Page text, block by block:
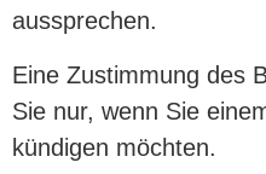
aussprechen.
Eine Zustimmung des
Sie nur, wenn Sie
kündigen möchten.